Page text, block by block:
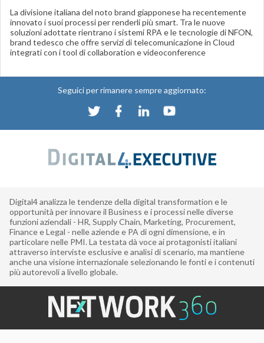
La divisione italiana del noto brand giapponese ha recentemente
innovato i suoi processi per renderli più smart. Tra le nuove
soluzioni adottate rientrano i sistemi RPA e le tecnologie di NFON,
brand tedesco che offre servizi di telecomunicazione in Cloud
integrati con i tool di collaboration e videoconference
Seguici per rimanere sempre aggiornato:
Digital4 analizza le tendenze della digital transformation e le
opportunità per innovare il Business e i processi nelle diverse
funzioni aziendali - HR, Supply Chain, Marketing, Procurement,
Finance e Legal - nelle aziende e PA di ogni dimensione, e in
particolare nelle PMI. La testata dà voce ai protagonisti italiani
attraverso interviste esclusive e analisi di scenario, ma mantiene
anche una visione internazionale selezionando le fonti e i contenuti
più autorevoli a livello globale.